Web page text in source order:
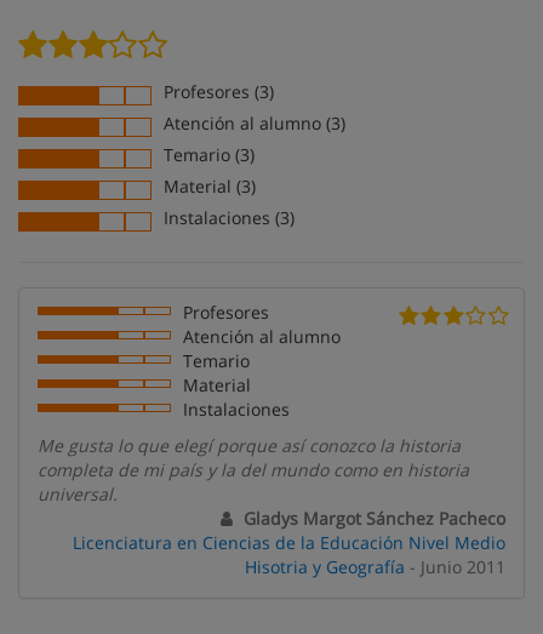
Profesores (3)
Atención al alumno (3)
Temario (3)
Material (3)
Instalaciones (3)
Profesores
Atención al alumno
Temario
Material
Instalaciones
Me gusta lo que elegí porque así conozco la historia
completa de mi país y la del mundo como en historia
universal.
Gladys Margot Sánchez Pacheco
Licenciatura en Ciencias de la Educación Nivel Medio
Hisotria y Geografía - Junio 2011